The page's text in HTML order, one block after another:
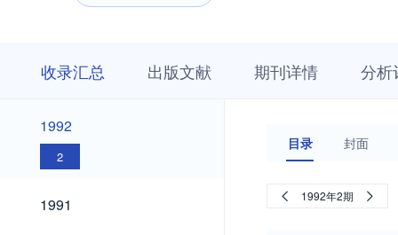
收录汇总 出版文献 期刊详情 分析
1992
1992
2
1991
1991
目录 封面
1992年2期